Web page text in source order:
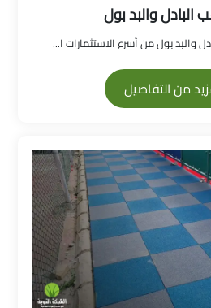
البادل والبد بول
والبد بول من أسرع الاستثمارات ا...
من التفاصيل